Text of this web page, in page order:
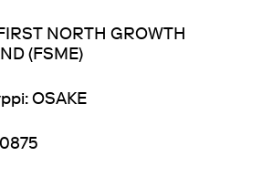
NORTH GROWTH
(FSME)
OSAKE